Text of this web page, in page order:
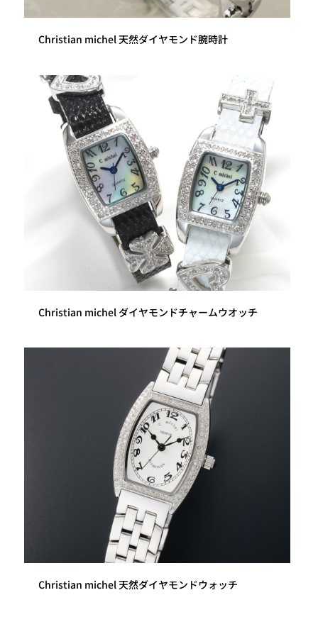
Christian michel 天然ダイヤモンド腕時計
Christian michel ダイヤモンドチャームウオッチ
Christian michel 天然ダイヤモンドウォッチ